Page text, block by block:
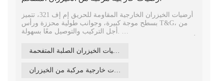
أرضيات الخيزران الخارجية المقاومة للحريق إم إف 321، تتميز
بسطح موجة كبيرة، وجوانب طولية محززة ورأس T&G، من
أجل التركيب والتوصيل معًا بسهولة.
للبيئة وخالية من الفورمالديهايد، معتمدة من مجلس رعاية
الغابات، مصنوعة من الخيزران بنسبة 100%. مادة أرضية خشبية
أرضيات الخيزران الهندسية عالية الكثافة للحديقة، والمنتزه،
أرضيات الخيزران الصلبة المتفحمة
أرضيات خارجية مركبة من الخيزران